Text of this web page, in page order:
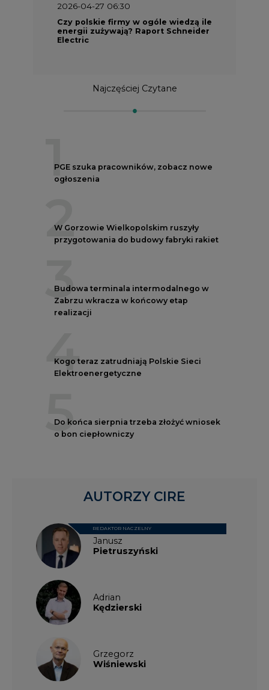
2026-04-27 06:30
Czy polskie firmy w ogóle wiedzą ile
energii zużywają? Raport Schneider
Electric
Najczęściej Czytane
1
PGE szuka pracowników, zobacz nowe
ogłoszenia
2
W Gorzowie Wielkopolskim ruszyły
przygotowania do budowy fabryki rakiet
3
Budowa terminala intermodalnego w
Zabrzu wkracza w końcowy etap
realizacji
4
Kogo teraz zatrudniają Polskie Sieci
Elektroenergetyczne
5
Do końca sierpnia trzeba złożyć wniosek
o bon ciepłowniczy
Janusz
Pietruszyński
REDAKTOR NACZELNY
Adrian
Kędzierski
Grzegorz
Wiśniewski
AUTORZY CIRE